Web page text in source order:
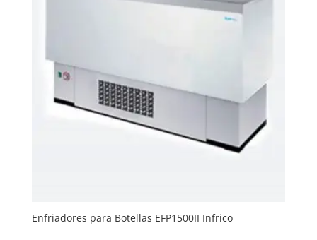
Enfriadores para Botellas EFP1500II Infrico